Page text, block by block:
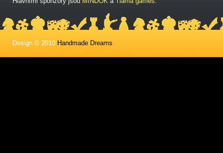
Design © 2010 Handmade Dreams